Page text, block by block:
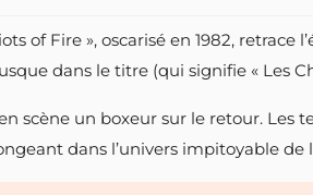
of Fire », oscarisé en 1982, retrace
dans le titre (qui signifie « Les
scène un boxeur sur le retour. Les
dans l’univers impitoyable de